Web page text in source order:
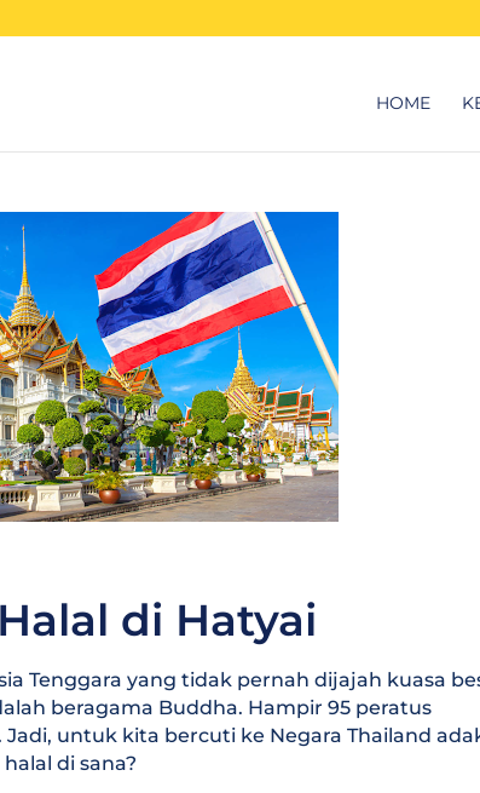
HOME
di Hatyai
Tenggara yang tidak pernah dijajah kuasa
beragama Buddha. Hampir 95 peratus
untuk kita bercuti ke Negara Thailand
di sana?